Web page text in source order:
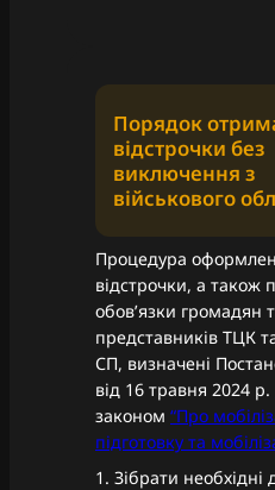
Порядок
відстрочки без
виключення з
військового
Процедура
відстрочки, а також
обовʼязки громадян
представників ТЦК
СП, визначені
від 16 травня 2024 р.
законом “Про
підготовку та
1. Зібрати необхідні